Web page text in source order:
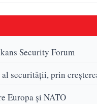
Security Forum
securității, prin
Europa și NATO